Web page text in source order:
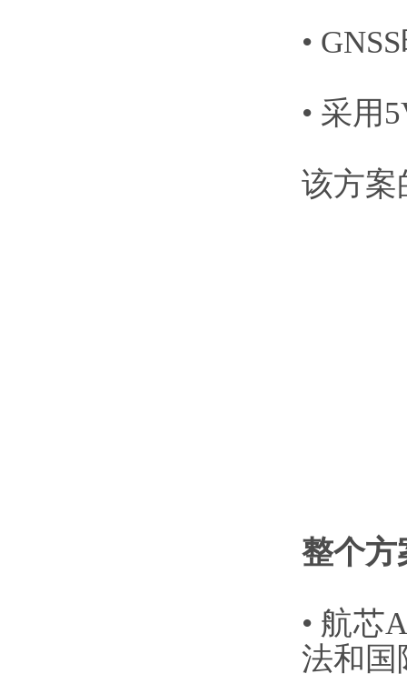
•
• 采用
该方案
整个方
• 航芯
法和国